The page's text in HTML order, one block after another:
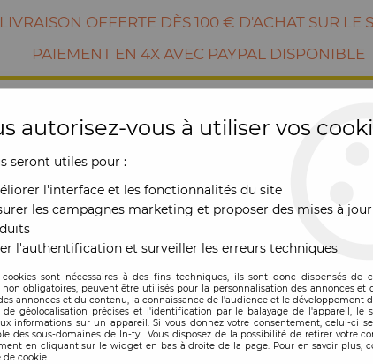
LIVRAISON OFFERTE DÈS 100 € D'ACHAT SUR LE
PAIEMENT EN 4X AVEC PAYPAL DISPONIBLE
Vinyl noir - Balvi
Balvi
autorisez-vous à utiliser vos
seront utiles pour :
l'interface et les fonctionnalités du site
les campagnes marketing et proposer des mises à
l'authentification et surveiller les erreurs techniques
cookies sont nécessaires à des fins techniques, ils sont donc dispensés de
non obligatoires, peuvent être utilisés pour la personnalisation des annonces et
annonces et du contenu, la connaissance de l'audience et le développement
de géolocalisation précises et l'identification par le balayage de l'appareil, le
informations sur un appareil. Si vous donnez votre consentement, celui-ci
des sous-domaines de In-ty . Vous disposez de la possibilité de retirer votre
en cliquant sur le widget en bas à droite de la page. Pour en savoir plus,
cookie.